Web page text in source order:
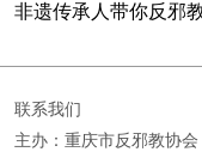
联系我们
主办：重庆市反邪教协会